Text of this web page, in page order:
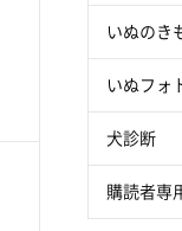
いぬのき
いぬフォ
犬診断
購読者専